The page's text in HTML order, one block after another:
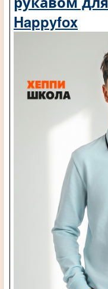
Happyfox